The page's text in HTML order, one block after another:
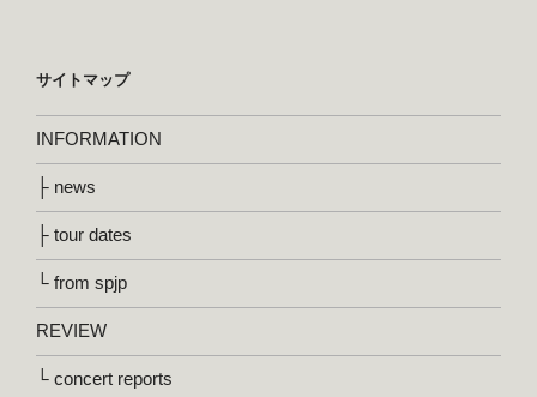
サイトマップ
INFORMATION
├ news
├ tour dates
└ from spjp
REVIEW
└ concert reports